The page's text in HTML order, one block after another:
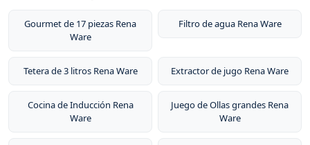
Gourmet de 17 piezas Rena
Ware
Filtro de agua Rena Ware
Tetera de 3 litros Rena Ware Extractor de jugo Rena Ware
Cocina de Inducción Rena
Ware
Juego de Ollas grandes Rena
Ware